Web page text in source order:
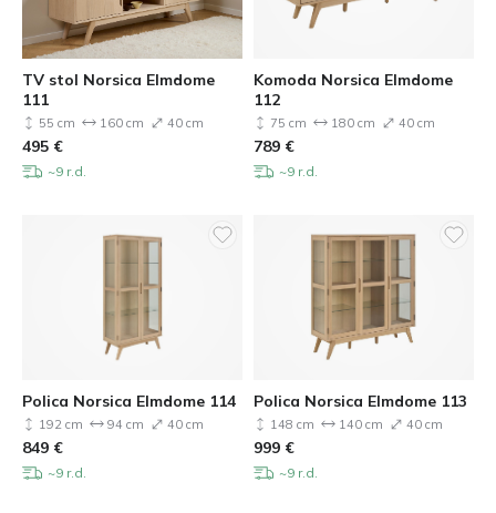
TV stol Norsica Elmdome
111
55 cm 160 cm 40 cm
495 €
~9 r.d.
Komoda Norsica Elmdome
112
75 cm 180 cm 40 cm
789 €
~9 r.d.
Polica Norsica Elmdome 114
192 cm 94 cm 40 cm
849 €
~9 r.d.
Polica Norsica Elmdome 113
148 cm 140 cm 40 cm
999 €
~9 r.d.